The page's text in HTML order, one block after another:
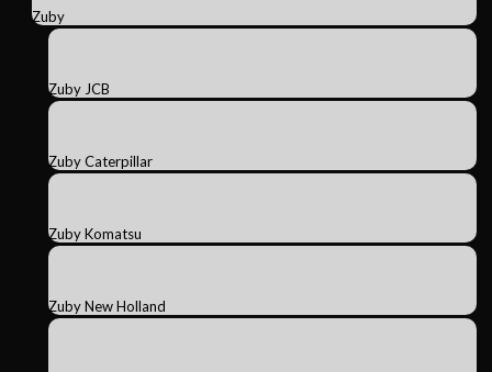
Zuby
Zuby JCB
Zuby Caterpillar
Zuby Komatsu
Zuby New Holland